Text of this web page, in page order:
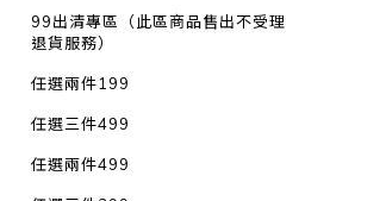
99出清專區（此區商品售出不受理
退貨服務）
任選兩件199
任選三件499
任選兩件499